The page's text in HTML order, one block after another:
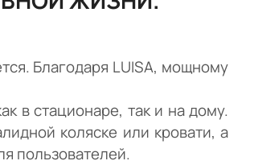
Благодаря LUISA, мощному
в стационаре, так и на дому.
коляске или кровати, а
пользователей.